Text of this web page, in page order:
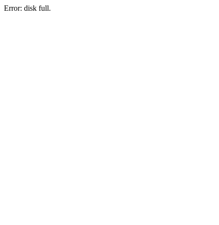
Error: disk full.